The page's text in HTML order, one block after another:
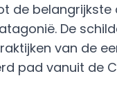
de
De
van de
pad vanuit de